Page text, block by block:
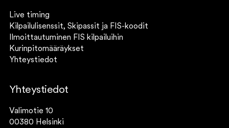
Live timing
Kilpailulisenssit, Skipassit ja FIS-koodit
Ilmoittautuminen FIS kilpailuihin
Kurinpitomääräykset
Yhteystiedot
Yhteystiedot
Valimotie 10
00380 Helsinki